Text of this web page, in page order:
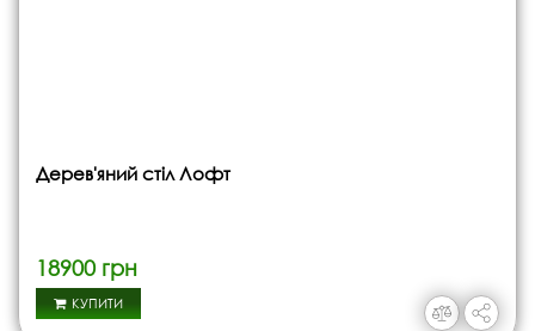
Дерев'яний стіл Лофт
18900 грн
КУПИТИ